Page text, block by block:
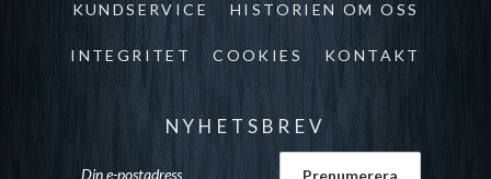
KUNDSERVICE HISTORIEN OM OSS
INTEGRITET COOKIES KONTAKT
NYHETSBREV